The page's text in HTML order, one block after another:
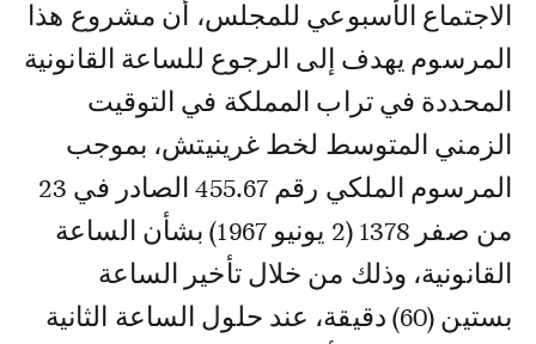
الاجتماع الأسبوعي للمجلس، أن مشروع هذا
المرسوم يهدف إلى الرجوع للساعة القانونية
المحددة في تراب المملكة في التوقيت
الزمني المتوسط لخط غرينيتش، بموجب
المرسوم الملكي رقم 455.67 الصادر في 23
من صفر 1378 (2 يونيو 1967) بشأن الساعة
القانونية، وذلك من خلال تأخير الساعة
بستين (60) دقيقة، عند حلول الساعة الثانية